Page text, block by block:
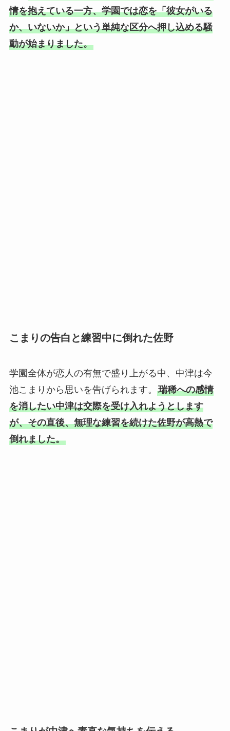
情を抱えている一方、学園では恋を「彼女がいる
か、いないか」という単純な区分へ押し込める騒
動が始まりました。
こまりの告白と練習中に倒れた佐野
学園全体が恋人の有無で盛り上がる中、中津は今
池こまりから思いを告げられます。 瑞稀への感情
を消したい中津は交際を受け入れようとします
が、その直後、無理な練習を続けた佐野が高熱で
倒れました。